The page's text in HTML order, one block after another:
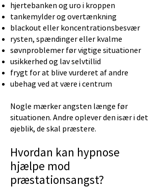
hjertebanken og uro i kroppen
tankemylder og overtænkning
blackout eller koncentrationsbesvær
rysten, spændinger eller kvalme
søvnproblemer før vigtige situationer
usikkerhed og lav selvtillid
frygt for at blive vurderet af andre
ubehag ved at være i centrum
Nogle mærker angsten længe før
situationen. Andre oplever den især i det
øjeblik, de skal præstere.
Hvordan kan hypnose
hjælpe mod
præstationsangst?